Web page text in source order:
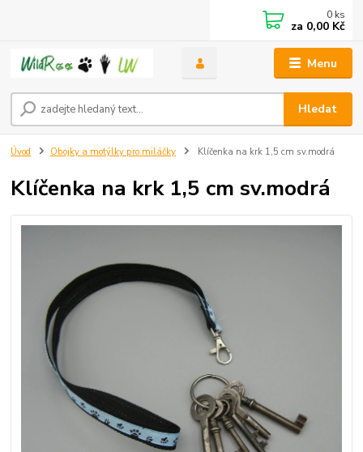
Menu
Hledat
0 ks
za 0,00 Kč
Úvod Obojky a motýlky pro miláčky Klíčenka na krk 1,5 cm sv.modrá
Klíčenka na krk 1,5 cm sv.modrá